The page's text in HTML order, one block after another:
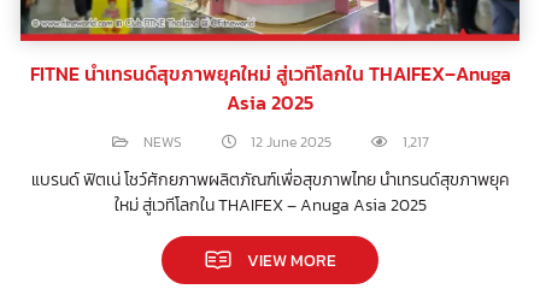
FITNE นำเทรนด์สุขภาพยุคใหม่ สู่เวทีโลกใน THAIFEX–Anuga
Asia 2025
NEWS 12 June 2025 1,217
แบรนด์ ฟิตเน่ โชว์ศักยภาพผลิตภัณฑ์เพื่อสุขภาพไทย นำเทรนด์สุขภาพยุค
ใหม่ สู่เวทีโลกใน THAIFEX – Anuga Asia 2025
VIEW MORE